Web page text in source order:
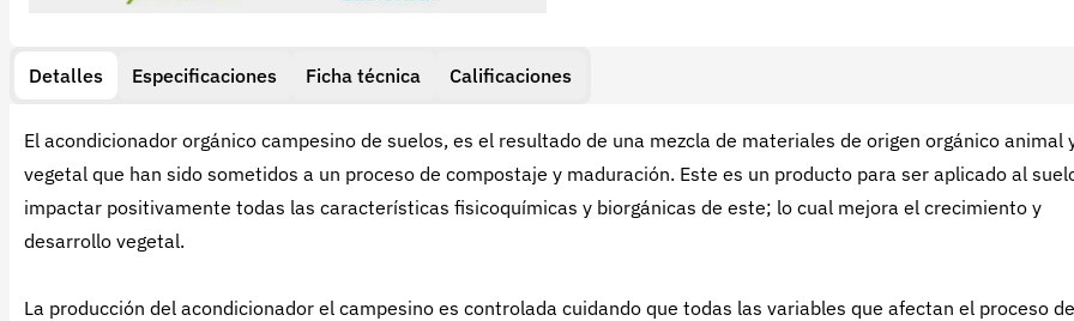
Detalles Especificaciones Ficha técnica Calificaciones
El acondicionador orgánico campesino de suelos, es el resultado de una mezcla de materiales de origen orgánico animal
vegetal que han sido sometidos a un proceso de compostaje y maduración. Este es un producto para ser aplicado al
impactar positivamente todas las características fisicoquímicas y biorgánicas de este; lo cual mejora el crecimiento y
desarrollo vegetal.
La producción del acondicionador el campesino es controlada cuidando que todas las variables que afectan el proceso de